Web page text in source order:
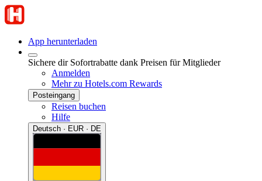
App herunterladen
Sichere dir Sofortrabatte dank Preisen für Mitglieder
Anmelden
Mehr zu Hotels.com Rewards
Posteingang
Reisen buchen
Hilfe
Deutsch · EUR · DE